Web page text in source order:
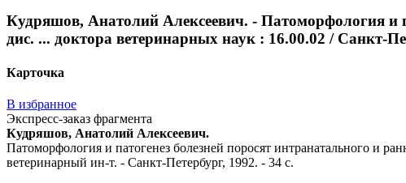
Кудряшов, Анатолий Алексеевич. - Патоморфология и
дис. ... доктора ветеринарных наук : 16.00.02 / Санкт-
Карточка
В избранное
Экспресс-заказ фрагмента
Кудряшов, Анатолий Алексеевич.
Патоморфология и патогенез болезней поросят интранатального и
ветеринарный ин-т. - Санкт-Петербург, 1992. - 34 с.